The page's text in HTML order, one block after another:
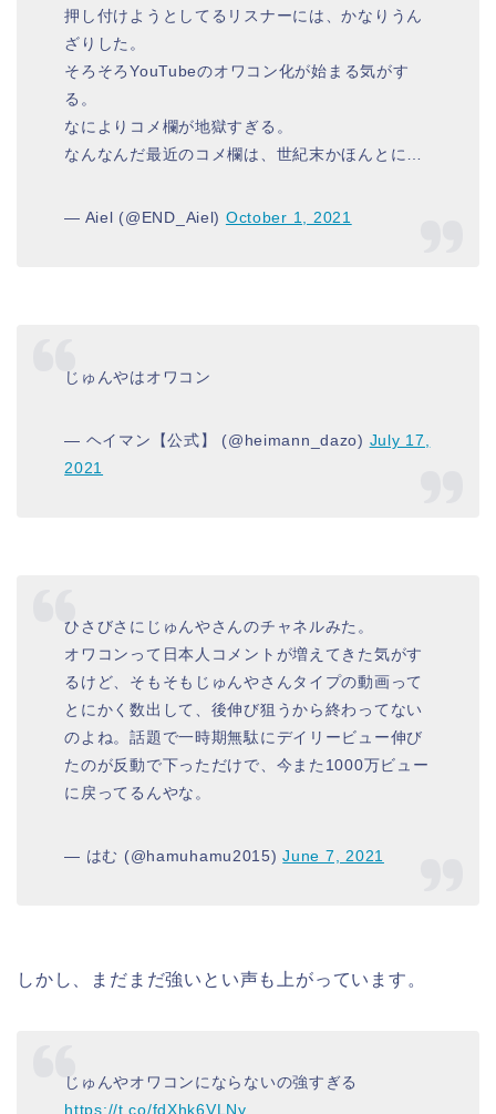
押し付けようとしてるリスナーには、かなりうん
ざりした。
そろそろYouTubeのオワコン化が始まる気がす
る。
なによりコメ欄が地獄すぎる。
なんなんだ最近のコメ欄は、世紀末かほんとに…
— Aiel (@END_Aiel) October 1, 2021
じゅんやはオワコン
— ヘイマン【公式】 (@heimann_dazo) July 17,
2021
ひさびさにじゅんやさんのチャネルみた。
オワコンって日本人コメントが増えてきた気がす
るけど、そもそもじゅんやさんタイプの動画って
とにかく数出して、後伸び狙うから終わってない
のよね。話題で一時期無駄にデイリービュー伸び
たのが反動で下っただけで、今また1000万ビュー
に戻ってるんやな。
— はむ (@hamuhamu2015)June 7, 2021
しかし、まだまだ強いとい声も上がっています。
じゅんやオワコンにならないの強すぎる
https://t.co/fdXhk6VLNy